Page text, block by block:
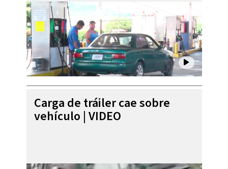
Carga de tráiler cae sobre
vehículo | VIDEO